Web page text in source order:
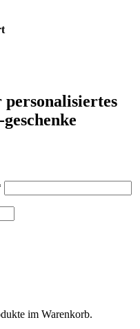
im Warenkorb.